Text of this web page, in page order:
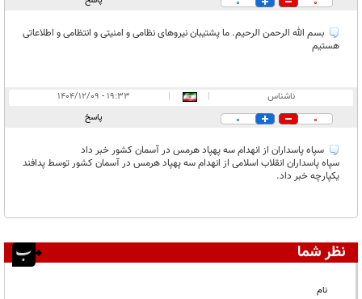
0
0
بسم الله الرحمن الرحیم. ما پشتیبان نیروهای نظامی و امنیتی و انتظامی و اطلاعاتی
هستیم
ناشناس |
|
۱۹:۳۳ - ۱۴۰۴/۱۲/۰۹
0
0 پاسخ
سپاه پاسداران از انهدام سه پهپاد هرمس در آسمان کشور خبر داد
سپاه پاسداران انقلاب اسلامی از انهدام سه پهپاد هرمس در آسمان کشور توسط پدافند
یکپارچه خبر داد.
نظر شما
نام